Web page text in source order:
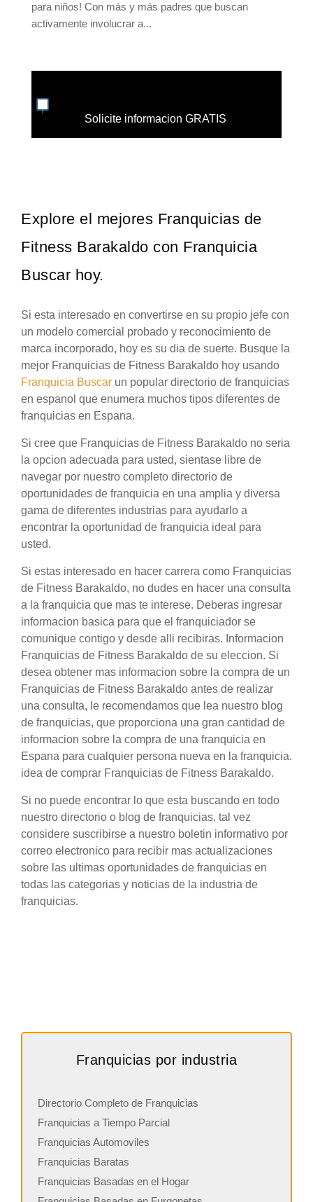
para niños! Con más y más padres que buscan
activamente involucrar a...
Solicite informacion GRATIS
Explore el mejores Franquicias de
Fitness Barakaldo con Franquicia
Buscar hoy.
Si esta interesado en convertirse en su propio jefe con
un modelo comercial probado y reconocimiento de
marca incorporado, hoy es su dia de suerte. Busque la
mejor Franquicias de Fitness Barakaldo hoy usando
Franquicia Buscar un popular directorio de franquicias
en espanol que enumera muchos tipos diferentes de
franquicias en Espana.
Si cree que Franquicias de Fitness Barakaldo no seria
la opcion adecuada para usted, sientase libre de
navegar por nuestro completo directorio de
oportunidades de franquicia en una amplia y diversa
gama de diferentes industrias para ayudarlo a
encontrar la oportunidad de franquicia ideal para
usted.
Si estas interesado en hacer carrera como Franquicias
de Fitness Barakaldo, no dudes en hacer una consulta
a la franquicia que mas te interese. Deberas ingresar
informacion basica para que el franquiciador se
comunique contigo y desde alli recibiras. Informacion
Franquicias de Fitness Barakaldo de su eleccion. Si
desea obtener mas informacion sobre la compra de un
Franquicias de Fitness Barakaldo antes de realizar
una consulta, le recomendamos que lea nuestro blog
de franquicias, que proporciona una gran cantidad de
informacion sobre la compra de una franquicia en
Espana para cualquier persona nueva en la franquicia.
idea de comprar Franquicias de Fitness Barakaldo.
Si no puede encontrar lo que esta buscando en todo
nuestro directorio o blog de franquicias, tal vez
considere suscribirse a nuestro boletin informativo por
correo electronico para recibir mas actualizaciones
sobre las ultimas oportunidades de franquicias en
todas las categorias y noticias de la industria de
franquicias.
Franquicias por industria
Directorio Completo de Franquicias
Franquicias a Tiempo Parcial
Franquicias Automoviles
Franquicias Baratas
Franquicias Basadas en el Hogar